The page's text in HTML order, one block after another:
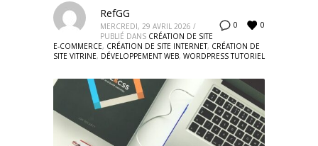
0 0
RefGG
MERCREDI, 29 AVRIL 2026 /
PUBLIÉ DANS CRÉATION DE SITE
E-COMMERCE, CRÉATION DE SITE INTERNET, CRÉATION DE
SITE VITRINE, DÉVELOPPEMENT WEB, WORDPRESS TUTORIEL